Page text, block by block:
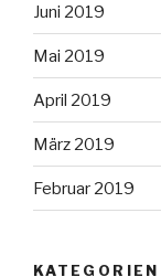
Juni 2019
Mai 2019
April 2019
März 2019
Februar 2019
KATEGORIEN